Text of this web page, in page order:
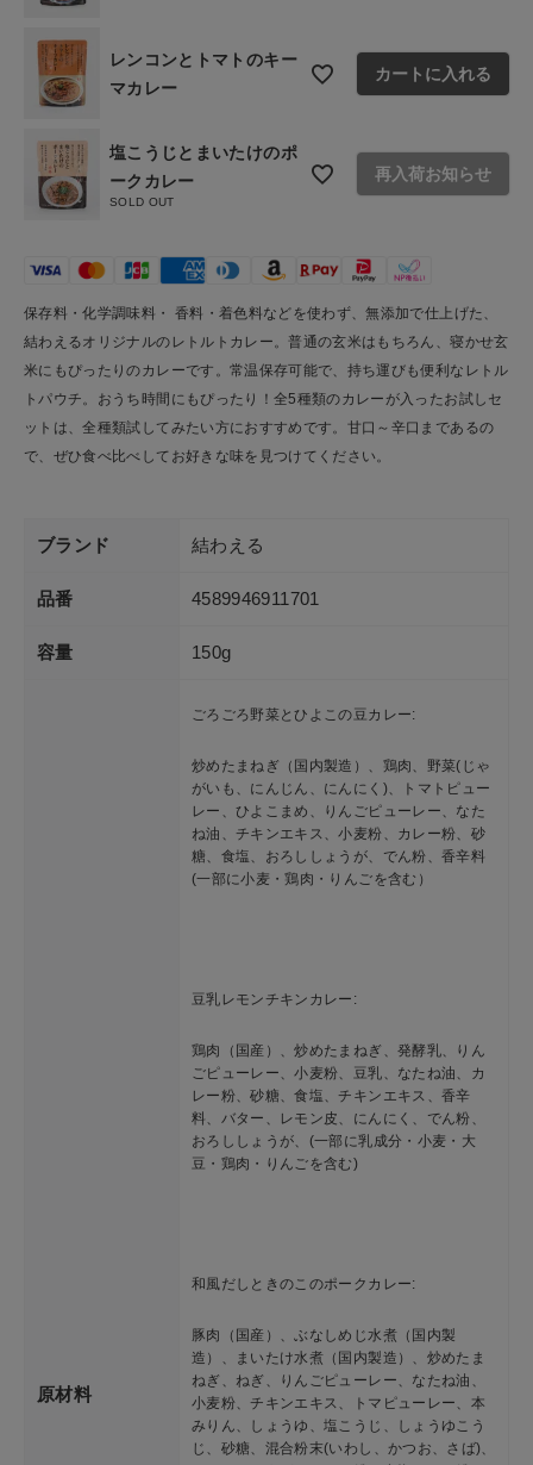
レンコンとトマトのキー
マカレー
カートに入れる
塩こうじとまいたけのポ
ークカレー
SOLD OUT
再入荷お知らせ
保存料・化学調味料・ 香料・着色料などを使わず、無添加で仕上げた、
結わえるオリジナルのレトルトカレー。普通の玄米はもちろん、寝かせ玄
米にもぴったりのカレーです。常温保存可能で、持ち運びも便利なレトル
トパウチ。おうち時間にもぴったり！全5種類のカレーが入ったお試しセ
ットは、全種類試してみたい方におすすめです。甘口～辛口まであるの
で、ぜひ食べ比べしてお好きな味を見つけてください。
ブランド 結わえる
品番 4589946911701
容量 150g
原材料
ごろごろ野菜とひよこの豆カレー:
炒めたまねぎ（国内製造）、鶏肉、野菜(じゃ
がいも、にんじん、にんにく)、トマトピュー
レー、ひよこまめ、りんごピューレー、なた
ね油、チキンエキス、小麦粉、カレー粉、砂
糖、食塩、おろししょうが、でん粉、香辛料
(一部に小麦・鶏肉・りんごを含む）
豆乳レモンチキンカレー:
鶏肉（国産）、炒めたまねぎ、発酵乳、りん
ごピューレー、小麦粉、豆乳、なたね油、カ
レー粉、砂糖、食塩、チキンエキス、香辛
料、バター、レモン皮、にんにく、でん粉、
おろししょうが、(一部に乳成分・小麦・大
豆・鶏肉・りんごを含む)
和風だしときのこのポークカレー:
豚肉（国産）、ぶなしめじ水煮（国内製
造）、まいたけ水煮（国内製造）、炒めたま
ねぎ、ねぎ、りんごピューレー、なたね油、
小麦粉、チキンエキス、トマピューレー、本
みりん、しょうゆ、塩こうじ、しょうゆこう
じ、砂糖、混合粉末(いわし、かつお、さば)、